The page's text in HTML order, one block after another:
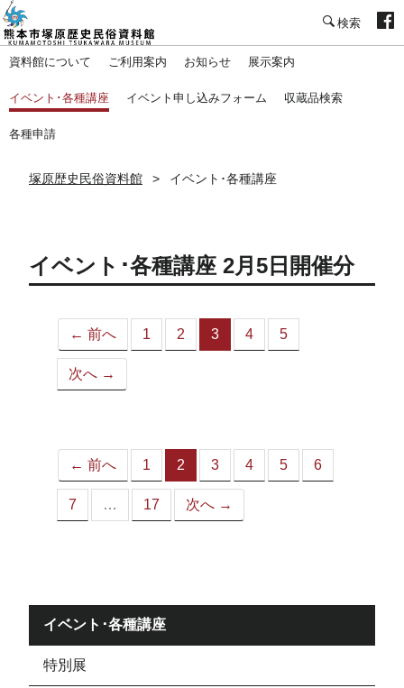
資料館について ご利用案内 お知らせ 展示案内
イベント･各種講座 イベント申し込みフォーム 収蔵品検索
各種申請
塚原歴史民俗資料館 イベント･各種講座
イベント･各種講座 2月5日開催分
← 前へ 1 2 3
（こ
4 5
次へ →
← 前へ 1 2
（こ
の
ペ
3 4 5 6
7 … 17 次へ →
イベント･各種講座
特別展